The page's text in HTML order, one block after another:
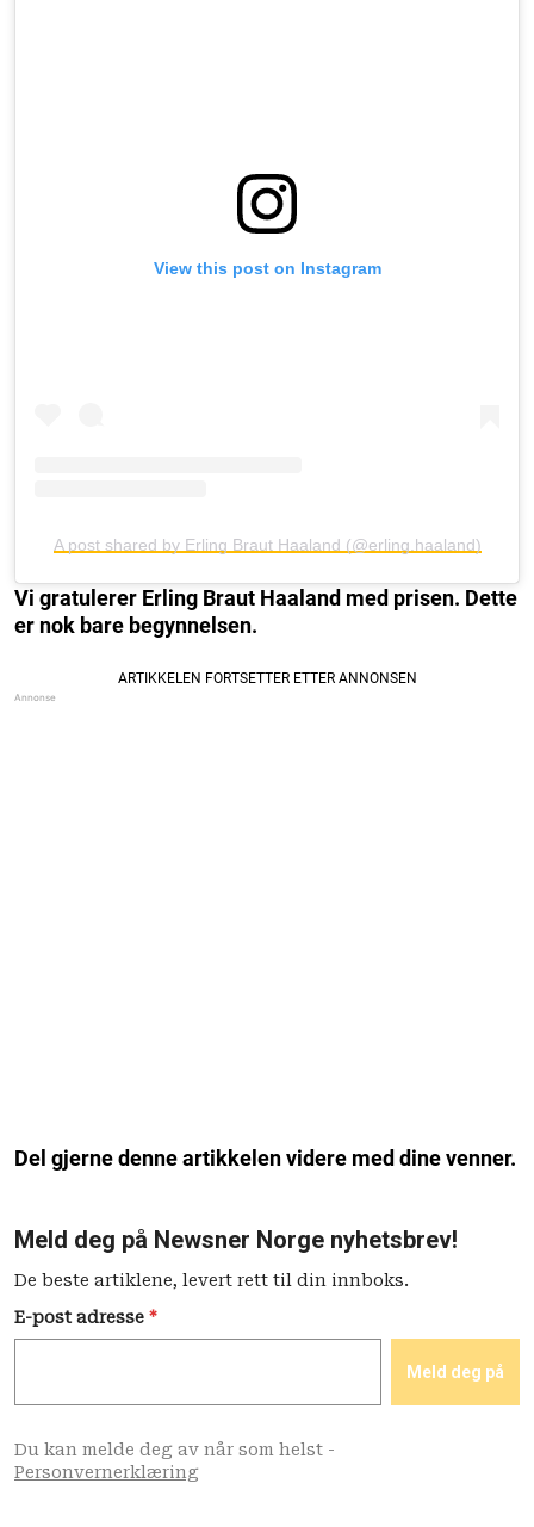
View this post on Instagram
A post shared by Erling Braut Haaland (@erling.haaland)
Vi gratulerer Erling Braut Haaland med prisen. Dette
er nok bare begynnelsen.
Del gjerne denne artikkelen videre med dine venner.